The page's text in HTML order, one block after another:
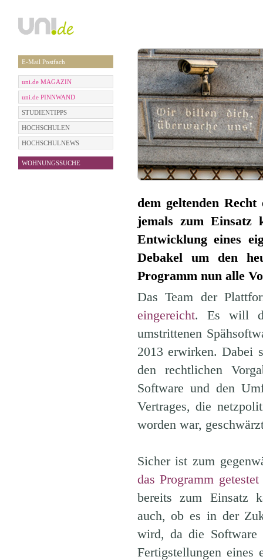
E-Mail Postfach
uni.de MAGAZIN
uni.de PINNWAND
STUDIENTIPPS
HOCHSCHULEN
HOCHSCHULNEWS
WOHNUNGSSUCHE
dem geltenden
jemals zum Einsatz
Entwicklung eines
Debakel um den
Programm nun alle
Das Team der
eingereicht. Es will
umstrittenen
2013 erwirken. Dabei
den rechtlichen
Software und den
Vertrages, die
worden war,
Sicher ist zum
das Programm getestet
bereits zum Einsatz
auch, ob es in der
wird, da die Software
Fertigstellungen eines